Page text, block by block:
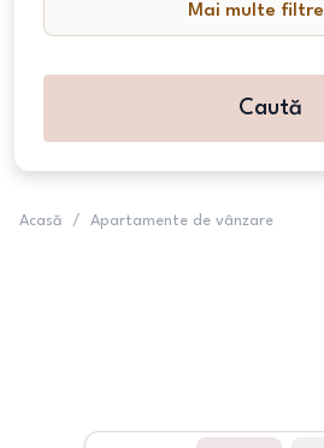
Mai multe filtre
Caută
Acasă / Apartamente de vânzare